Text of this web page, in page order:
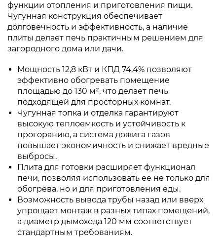
функции отопления и приготовления пищи.
Чугунная конструкция обеспечивает
долговечность и эффективность, а наличие
плиты делает печь практичным решением для
загородного дома или дачи.
Мощность 12,8 кВт и КПД 74,4% позволяют
эффективно обогревать помещение
площадью до 130 м², что делает печь
подходящей для просторных комнат.
Чугунная топка и отделка гарантируют
высокую теплоемкость и устойчивость к
прогоранию, а система дожига газов
повышает экономичность и снижает вредные
выбросы.
Плита для готовки расширяет функционал
печи, позволяя использовать ее не только для
обогрева, но и для приготовления еды.
Возможность вывода трубы назад или вверх
упрощает монтаж в разных типах помещений,
а диаметр дымохода 120 мм соответствует
стандартным требованиям.